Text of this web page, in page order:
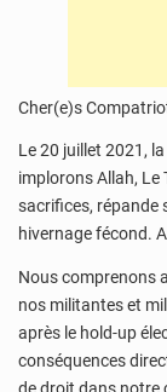
Cher(e)s
Le 20 juillet 2021,
implorons Allah, Le
sacrifices, répande
hivernage fécond.
Nous comprenons
nos militantes et
après le hold-up
conséquences